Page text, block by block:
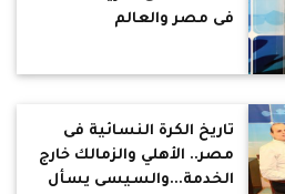
فى مصر والعالم
تاريخ الكرة النسائية فى
مصر.. الأهلي والزمالك خارج
الخدمة...والسيسى يسأل